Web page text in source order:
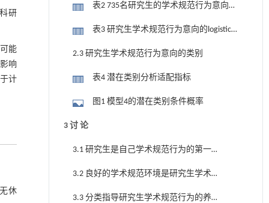
研
能
响
计
休
表2 735名研究生的学术规范行为意向
表3 研究生学术规范行为意向的logistic
2.3 研究生学术规范行为意向的类别
表4 潜在类别分析适配指标
图1 模型4的潜在类别条件概率
3 讨 论
3.1 研究生是自己学术规范行为的第一
3.2 良好的学术规范环境是研究生学术
3.3 分类指导研究生学术规范行为的养